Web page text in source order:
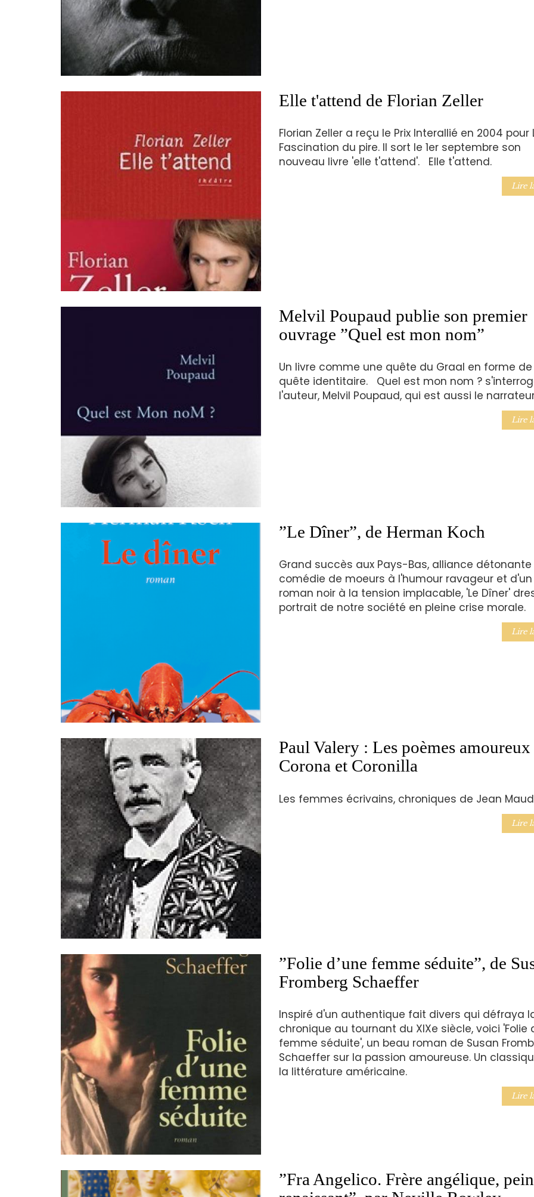
Elle t'attend de Florian Zeller
Florian Zeller a reçu le Prix Interallié en 2004 pour
Fascination du pire. Il sort le 1er septembre son
nouveau livre 'elle t'attend'. Elle t'attend.
Lire
Melvil Poupaud publie son premier
ouvrage ”Quel est mon nom”
Un livre comme une quête du Graal en forme de
quête identitaire. Quel est mon nom ?
l'auteur, Melvil Poupaud, qui est aussi le
Lire
”Le Dîner”, de Herman Koch
Grand succès aux Pays-Bas, alliance détonante
comédie de moeurs à l'humour ravageur et d'un
roman noir à la tension implacable, 'Le Dîner'
portrait de notre société en pleine crise morale.
Lire
Paul Valery : Les poèmes amoureux
Corona et Coronilla
Les femmes écrivains, chroniques de Jean
Lire
”Folie d’une femme séduite”, de
Fromberg Schaeffer
Inspiré d'un authentique fait divers qui défraya
chronique au tournant du XIXe siècle, voici 'Folie
femme séduite', un beau roman de Susan
Schaeffer sur la passion amoureuse. Un
la littérature américaine.
Lire
”Fra Angelico. Frère angélique,